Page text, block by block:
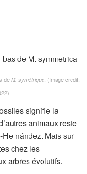
de M. symétrique (Image credit:
signifie la
animaux reste
Mais sur
chez les
arbres évolutifs.